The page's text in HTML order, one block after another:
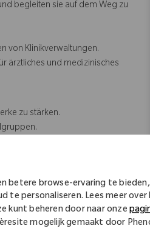
betere browse-ervaring te bieden,
te personaliseren. Lees meer over
kunt beheren door naar onze
mogelijk gemaakt door
begleiten sie auf dem Weg zu
von Klinikverwaltungen.
ärztliches und medizinisches
zu stärken.
und Klinikveranstaltungen.
(z. B. in